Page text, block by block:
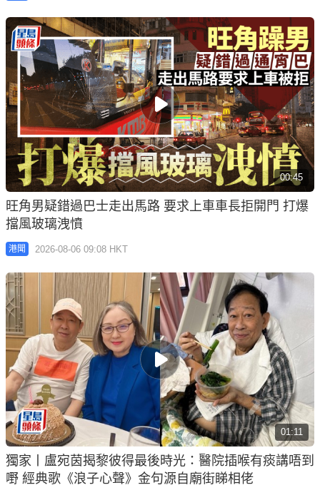
00:45
旺角男疑錯過巴士走出馬路 要求上車車長拒開門 打爆
擋風玻璃洩憤
港聞 2026-08-06 09:08 HKT
01:11
獨家丨盧宛茵揭黎彼得最後時光：醫院插喉有痰講唔到
嘢 經典歌《浪子心聲》金句源自廟街睇相佬